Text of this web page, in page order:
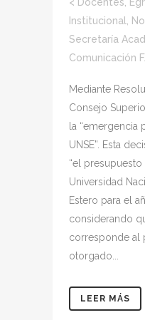
Institucional
Secretaría
Comunicación
Mediante
Consejo
la “emergencia
UNSE”. Esta
“el presupuesto
Universidad
Estero para el
considerando
corresponde al
otorgado...
LEER MÁS